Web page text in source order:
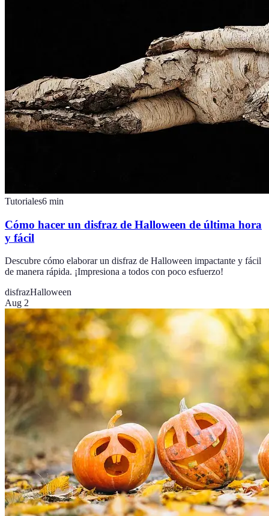
Tutoriales6 min
Cómo hacer un disfraz de Halloween de última hora
y fácil
Descubre cómo elaborar un disfraz de Halloween impactante y fácil
de manera rápida. ¡Impresiona a todos con poco esfuerzo!
disfrazHalloween
Aug 2